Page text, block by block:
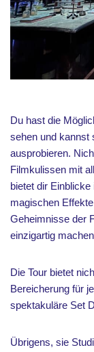
Du hast die
sehen und kannst
ausprobieren.
Filmkulissen mit
bietet dir
magischen
Geheimnisse der
einzigartig
Die Tour bietet
Bereicherung für
spektakuläre Set
Übrigens, sie